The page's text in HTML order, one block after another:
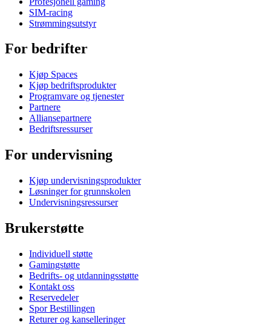
SIM-racing
Strømmingsutstyr
For bedrifter
Kjøp Spaces
Kjøp bedriftsprodukter
Programvare og tjenester
Partnere
Alliansepartnere
Bedriftsressurser
For undervisning
Kjøp undervisningsprodukter
Løsninger for grunnskolen
Undervisningsressurser
Brukerstøtte
Individuell støtte
Gamingstøtte
Bedrifts- og utdanningsstøtte
Kontakt oss
Reservedeler
Spor Bestillingen
Returer og kanselleringer